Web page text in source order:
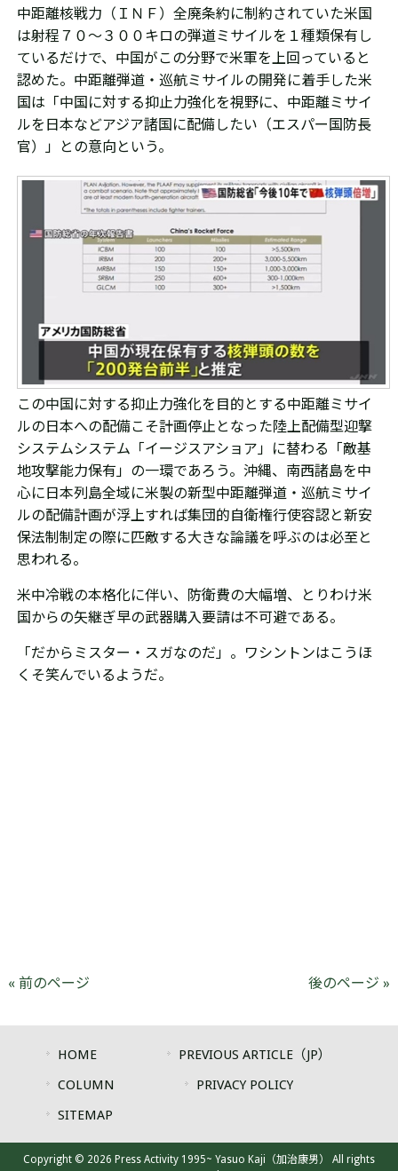
中距離核戦力（ＩＮＦ）全廃条約に制約されていた米国
は射程７０～３００キロの弾道ミサイルを１種類保有し
ているだけで、中国がこの分野で米軍を上回っていると
認めた。 中距離弾道・巡航ミサイルの開発に着手した米
国は「中国に対する抑止力強化を視野に、中距離ミサイ
ルを日本などアジア諸国に配備したい（エスパー国防長
官）」との意向という。
この中国に対する抑止力強化を目的とする中距離ミサイ
ルの日本への配備こそ計画停止となった陸上配備型迎撃
システムシステム「イージスアショア」に替わる「敵基
地攻撃能力保有」の一環であろう。沖縄、南西諸島を中
心に日本列島全域に米製の新型中距離弾道・巡航ミサイ
ルの配備計画が浮上すれば集団的自衛権行使容認と新安
保法制制定の際に匹敵する大きな論議を呼ぶのは必至と
思われる。
米中冷戦の本格化に伴い、防衛費の大幅増、とりわけ米
国からの矢継ぎ早の武器購入要請は不可避である。
「だからミスター・スガなのだ」。
ワシントンはこうほ
くそ笑んでいるようだ。
« 前のページ 後のページ »
HOME
PREVIOUS ARTICLE（JP）
COLUMN
PRIVACY POLICY
SITEMAP
Copyright © 2026 Press Activity 1995~ Yasuo Kaji（加治康男） All rights